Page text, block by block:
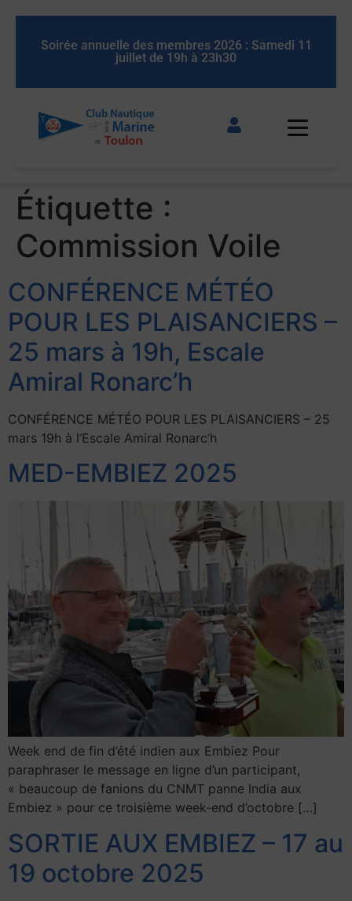
Soirée annuelle des membres 2026 : Samedi 11
juillet de 19h à 23h30
Étiquette :
Commission Voile
CONFÉRENCE MÉTÉO
POUR LES PLAISANCIERS –
25 mars à 19h, Escale
Amiral Ronarc’h
CONFÉRENCE MÉTÉO POUR LES PLAISANCIERS – 25
mars 19h à l’Escale Amiral Ronarc’h
MED-EMBIEZ 2025
Week end de fin d’été indien aux Embiez Pour
paraphraser le message en ligne d’un participant,
« beaucoup de fanions du CNMT panne India aux
Embiez » pour ce troisième week-end d’octobre […]
SORTIE AUX EMBIEZ – 17 au
19 octobre 2025